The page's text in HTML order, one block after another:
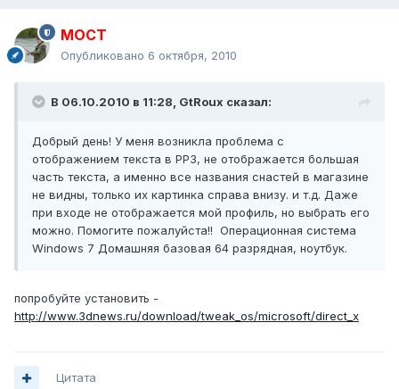
MOCT
Опубликовано 6 октября, 2010
В 06.10.2010 в 11:28, GtRoux сказал:
Добрый день! У меня возникла проблема с
отображением текста в РР3, не отображается большая
часть текста, а именно все названия снастей в магазине
не видны, только их картинка справа внизу. и т.д. Даже
при входе не отображается мой профиль, но выбрать его
можно. Помогите пожалуйста!! Операционная система
Windows 7 Домашняя базовая 64 разрядная, ноутбук.
попробуйте установить -
http://www.3dnews.ru/download/tweak_os/microsoft/direct_x
Цитата